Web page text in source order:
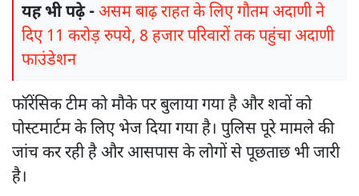
यह भी पढ़े -असम बाढ़ राहत के लिए गौतम अदाणी ने
दिए 11 करोड़ रुपये, 8 हजार परिवारों तक पहुंचा अदाणी
फाउंडेशन
फॉरेंसिक टीम को मौके पर बुलाया गया है और शवों को
पोस्टमार्टम के लिए भेज दिया गया है। पुलिस पूरे मामले की
जांच कर रही है और आसपास के लोगों से पूछताछ भी जारी
है।